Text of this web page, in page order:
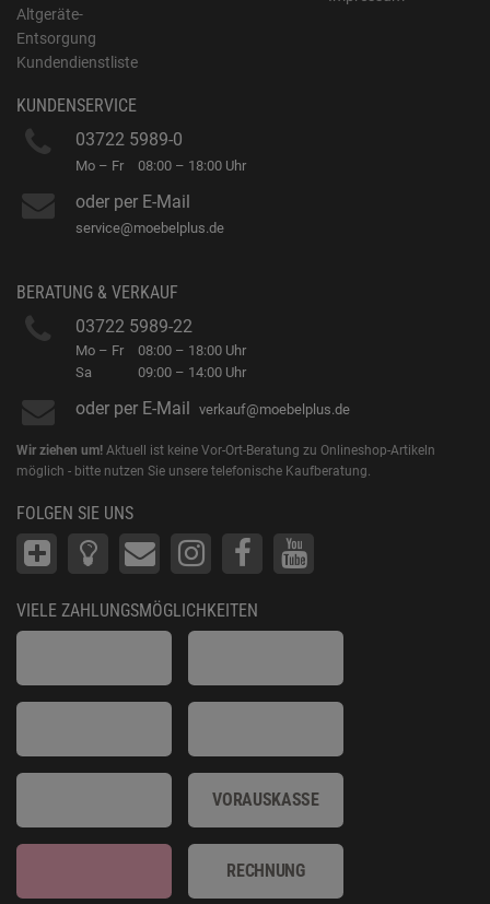
Altgeräte-
Entsorgung
Kundendienstliste
KUNDENSERVICE
03722 5989-0
Mo – Fr 08:00 – 18:00 Uhr
oder per E-Mail
service@moebelplus.de
BERATUNG & VERKAUF
03722 5989-22
Mo – Fr
Sa
08:00 – 18:00 Uhr
09:00 – 14:00 Uhr
oder per E-Mail verkauf@moebelplus.de
Wir ziehen um! Aktuell ist keine Vor-Ort-Beratung zu Onlineshop-Artikeln
möglich - bitte nutzen Sie unsere telefonische Kaufberatung.
FOLGEN SIE UNS
VIELE ZAHLUNGSMÖGLICHKEITEN
VORAUSKASSE
RECHNUNG